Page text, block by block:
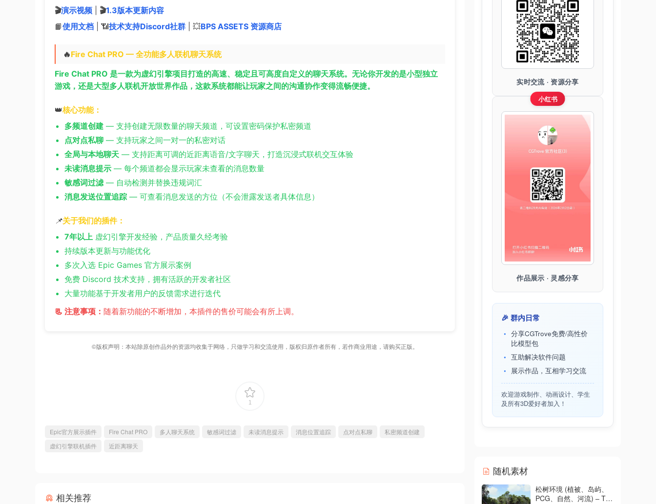
🎬演示视频 🎬1.3版本更新内容
📙使用文档 📶技术支持Discord社群 💥BPS ASSETS 资源商店
🔥Fire Chat PRO — 全功能多人联机聊天系统
Fire Chat PRO 是一款为虚幻引擎项目打造的高速、稳定且可高度自定义的聊天系统。无论你开发的是小型独立
游戏，还是大型多人联机开放世界作品，这款系统都能让玩家之间的沟通协作变得流畅便捷。
👑核心功能：
多频道创建 — 支持创建无限数量的聊天频道，可设置密码保护私密频道
点对点私聊 — 支持玩家之间一对一的私密对话
全局与本地聊天 — 支持距离可调的近距离语音/文字聊天，打造沉浸式联机交互体验
未读消息提示 — 每个频道都会显示玩家未查看的消息数量
敏感词过滤 — 自动检测并替换违规词汇
消息发送位置追踪 — 可查看消息发送的方位（不会泄露发送者具体信息）
📌关于我们的插件：
7年以上 虚幻引擎开发经验，产品质量久经考验
持续版本更新与功能优化
多次入选 Epic Games 官方展示案例
免费 Discord 技术支持，拥有活跃的开发者社区
大量功能基于开发者用户的反馈需求进行迭代
📃 注意事项： 随着新功能的不断增加，本插件的售价可能会有所上调。
©版权声明：本站除原创作品外的资源均收集于网络，只做学习和交流使用，版权归原作者所有，若作商业用途，请购买正版。
1
Epic官方展示插件 Fire Chat PRO 多人聊天系统 敏感词过滤 未读消息提示 消息位置追踪 点对点私聊
私密频道创建
虚幻引擎联机插件
近距离聊天
相关推荐
实时交流 · 资源分享
小红书
作品展示 · 灵感分享
🎉 群内日常
分享CGTrove免费/高性价
比模型包
互助解决软件问题
展示作品，互相学习交流
欢迎游戏制作、动画设计、学生
及所有3D爱好者加入！
随机素材
松树环境 (植被、岛屿、
PCG、自然、河流) – The